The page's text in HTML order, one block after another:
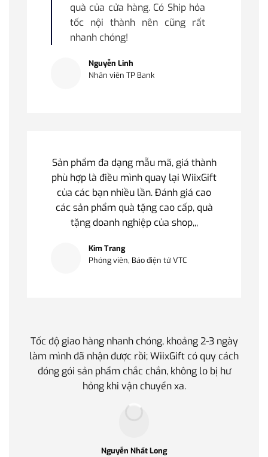
quà của cửa hàng. Có Ship hỏa
tốc nội thành nên cũng rất
nhanh chóng!
Nguyễn Linh
Nhân viên TP Bank
Sản phẩm đa dạng mẫu mã, giá thành
phù hợp là điều mình quay lại WiixGift
của các bạn nhiều lần. Đánh giá cao
các sản phẩm quà tặng cao cấp, quà
tặng doanh nghiệp của shop,,,
Kim Trang
Phóng viên, Báo điện tử VTC
Tốc độ giao hàng nhanh chóng, khoảng 2-3 ngày
làm mình đã nhận được rồi; WiixGift có quy cách
đóng gói sản phẩm chắc chắn, không lo bị hư
hỏng khi vận chuyển xa.
Nguyễn Nhất Long